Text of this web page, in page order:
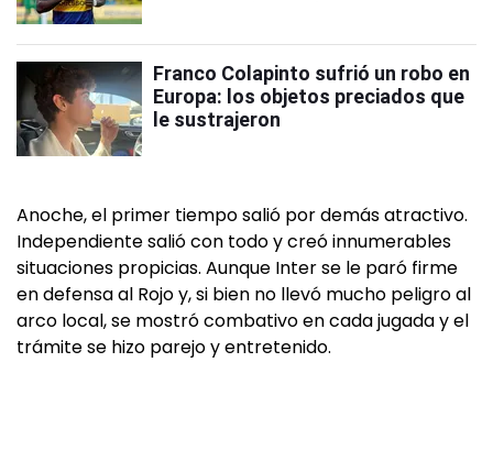
Franco Colapinto sufrió un robo en
Europa: los objetos preciados que
le sustrajeron
Anoche, el primer tiempo salió por demás atractivo.
Independiente salió con todo y creó innumerables
situaciones propicias. Aunque Inter se le paró firme
en defensa al Rojo y, si bien no llevó mucho peligro al
arco local, se mostró combativo en cada jugada y el
trámite se hizo parejo y entretenido.